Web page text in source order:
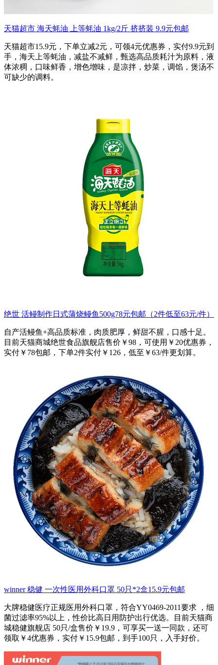
天猫超市 海天蚝油 上等蚝油 1kg/2斤 挤挤装 9.9元包邮
天猫超市15.9元，下单立减2元，可领4元优惠券，实付9.9元到
手，海天上等蚝油，减盐不减鲜，甄选高品质耗汁为原料，液
体浓稠，口味鲜香，增色增味，是凉拌，炒菜，调馅，煲汤不
可缺少的调料。
绝世 活鳗制作日式蒲烧鳗鱼500g78元包邮（2件低至63元/件）
自产活鳗鱼+高品质标准，肉质肥厚，鲜甜不腥，口感十足。
目前天猫商城绝世食品旗舰店售价￥98，可使用￥20优惠券，
实付￥78包邮，下单2件实付￥126，低至￥63/件更划算。
winner 稳健 一次性医用外科口罩 50只*2盒15.9元包邮
大牌稳健医疗正规医用外科口罩，符合YY0469-2011要求 ，细
菌过滤率95%以上，性价比高日用防护出行优选。目前天猫商
城稳健旗舰店 50只/盒售价￥19.9，可享买一送一同款，还可
领取￥4优惠券，实付￥15.9包邮，到手100只，入手好价。